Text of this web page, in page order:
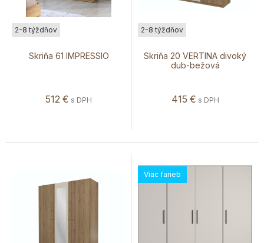
Skriňa 61 IMPRESSIO
2-8 týždňov
512 € s DPH
Skriňa 20 VERTINA divoký
dub-bežová
2-8 týždňov
415 € s DPH
Viac farieb